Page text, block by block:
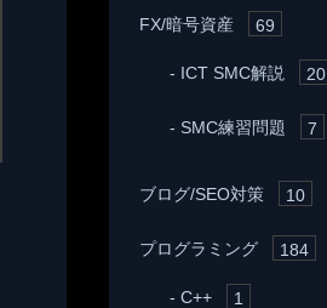
FX/暗号資産 69
ICT SMC解説 20
SMC練習問題 7
ブログ/SEO対策 10
プログラミング 184
C++ 1